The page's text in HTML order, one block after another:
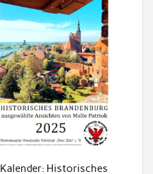
Kalender: Historisches